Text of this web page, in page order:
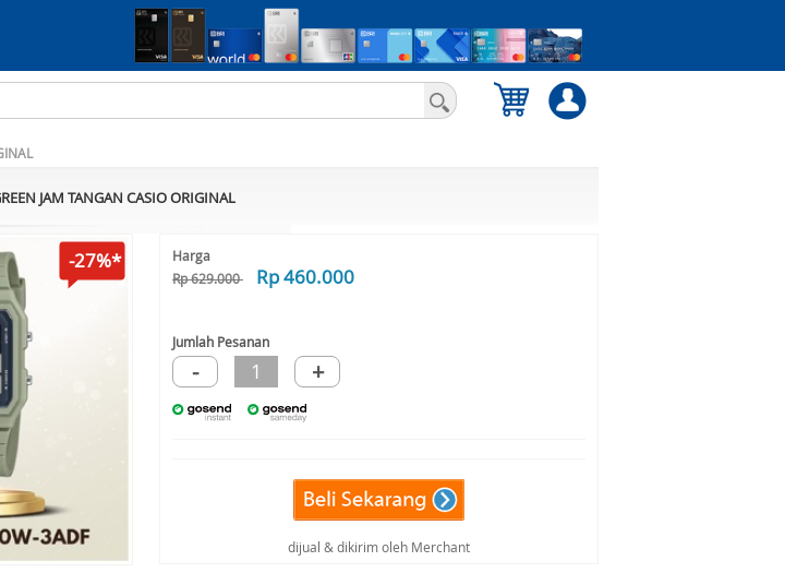
JAM TANGAN CASIO ORIGINAL
-27%*
Harga
Rp 629.000
Rp 460.000
Jumlah Pesanan
- 1 +
dijual & dikirim oleh Merchant